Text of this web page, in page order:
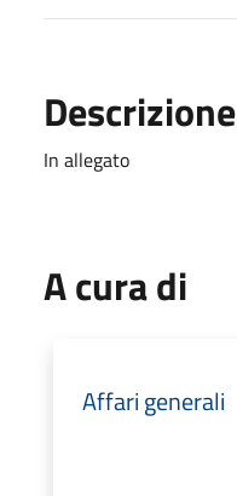
Descrizione
In allegato
A cura di
Affari generali